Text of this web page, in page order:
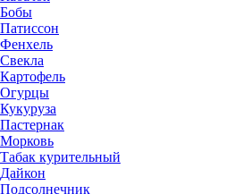
Бобы
Патиссон
Фенхель
Свекла
Картофель
Огурцы
Кукуруза
Пастернак
Морковь
Табак курительный
Дайкон
Подсолнечник